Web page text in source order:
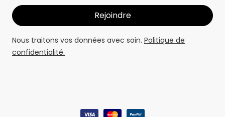
Nous traitons vos données avec soin. Politique de
confidentialité.